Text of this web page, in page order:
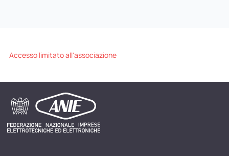
Accesso limitato all'associazione